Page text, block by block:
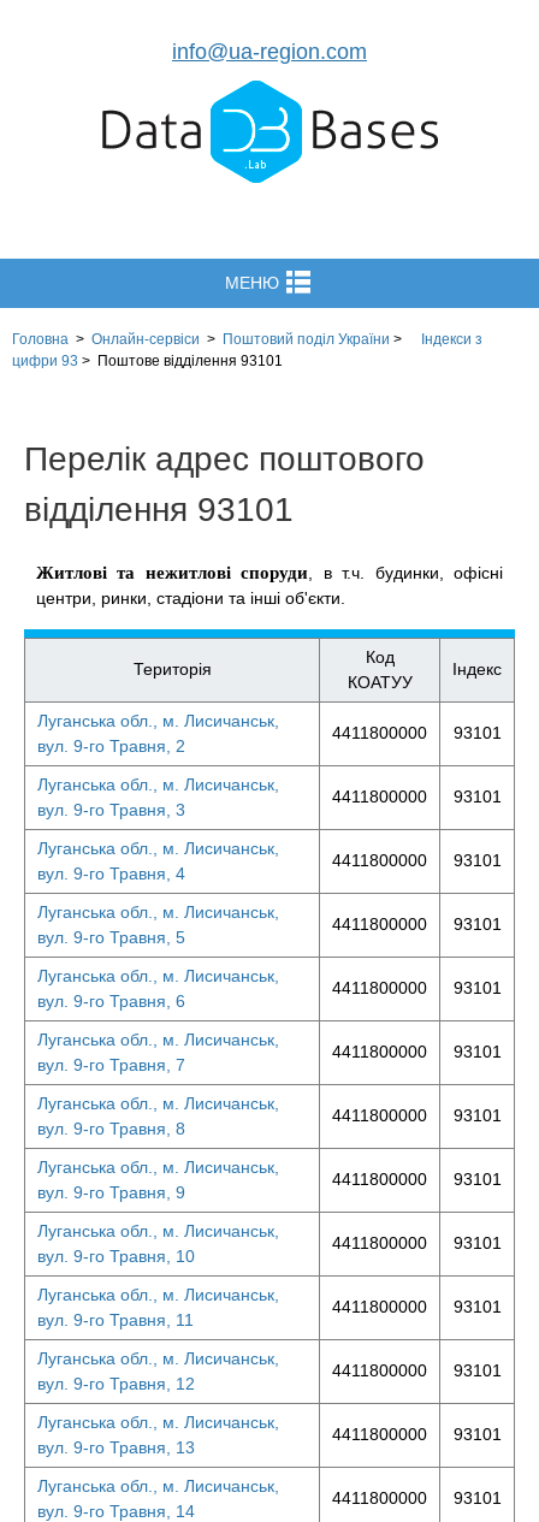
info@ua-region.com
МЕНЮ
Головна > Онлайн-сервіси > Поштовий поділ України >
Індекси з
цифри 93 > Поштове відділення 93101
Перелік адрес поштового
відділення 93101
Житлові та нежитлові споруди , в т.ч. будинки, офісні
центри, ринки, стадіони та інші об'єкти.
Територія
Код
КОАТУУ
Індекс
Луганська обл., м. Лисичанськ,
вул. 9-го Травня, 2
4411800000 93101
Луганська обл., м. Лисичанськ,
вул. 9-го Травня, 3
4411800000 93101
Луганська обл., м. Лисичанськ,
вул. 9-го Травня, 4
4411800000 93101
Луганська обл., м. Лисичанськ,
вул. 9-го Травня, 5
4411800000 93101
Луганська обл., м. Лисичанськ,
вул. 9-го Травня, 6
4411800000 93101
Луганська обл., м. Лисичанськ,
вул. 9-го Травня, 7
4411800000 93101
Луганська обл., м. Лисичанськ,
вул. 9-го Травня, 8
4411800000 93101
Луганська обл., м. Лисичанськ,
вул. 9-го Травня, 9
4411800000 93101
Луганська обл., м. Лисичанськ,
вул. 9-го Травня, 10
4411800000 93101
Луганська обл., м. Лисичанськ,
вул. 9-го Травня, 11
4411800000 93101
Луганська обл., м. Лисичанськ,
вул. 9-го Травня, 12
4411800000 93101
Луганська обл., м. Лисичанськ,
вул. 9-го Травня, 13
4411800000 93101
Луганська обл., м. Лисичанськ,
вул. 9-го Травня, 14
4411800000 93101